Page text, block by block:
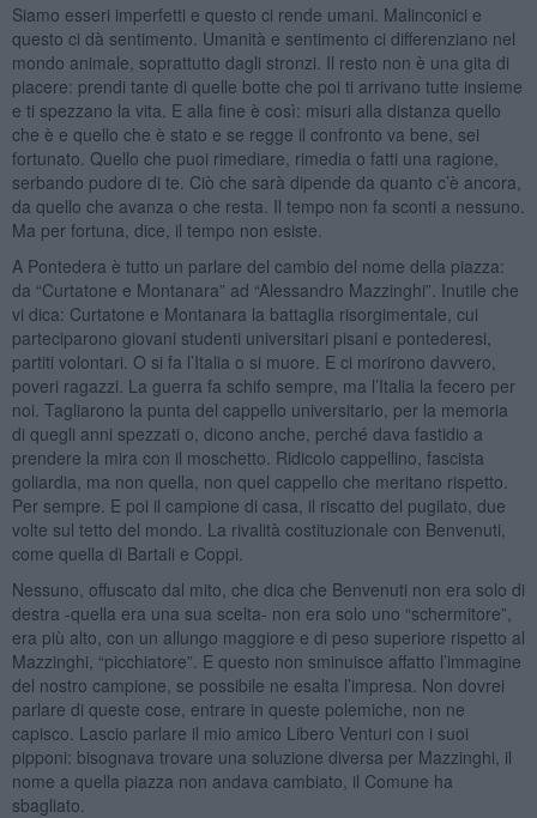
Siamo esseri imperfetti e questo ci rende umani. Malinconici e
questo ci dà sentimento. Umanità e sentimento ci differenziano nel
mondo animale, soprattutto dagli stronzi. Il resto non è una gita di
piacere: prendi tante di quelle botte che poi ti arrivano tutte insieme
e ti spezzano la vita. E alla fine è così: misuri alla distanza quello
che è e quello che è stato e se regge il confronto va bene, sei
fortunato. Quello che puoi rimediare, rimedia o fatti una ragione,
serbando pudore di te. Ciò che sarà dipende da quanto c’è ancora,
da quello che avanza o che resta. Il tempo non fa sconti a nessuno.
Ma per fortuna, dice, il tempo non esiste.
A Pontedera è tutto un parlare del cambio del nome della piazza:
da “Curtatone e Montanara” ad “Alessandro Mazzinghi”. Inutile che
vi dica: Curtatone e Montanara la battaglia risorgimentale, cui
parteciparono giovani studenti universitari pisani e pontederesi,
partiti volontari. O si fa l’Italia o si muore. E ci morirono davvero,
poveri ragazzi. La guerra fa schifo sempre, ma l’Italia la fecero per
noi. Tagliarono la punta del cappello universitario, per la memoria
di quegli anni spezzati o, dicono anche, perché dava fastidio a
prendere la mira con il moschetto. Ridicolo cappellino, fascista
goliardia, ma non quella, non quel cappello che meritano rispetto.
Per sempre. E poi il campione di casa, il riscatto del pugilato, due
volte sul tetto del mondo. La rivalità costituzionale con Benvenuti,
come quella di Bartali e Coppi.
Nessuno, offuscato dal mito, che dica che Benvenuti non era solo di
destra -quella era una sua scelta- non era solo uno “schermitore”,
era più alto, con un allungo maggiore e di peso superiore rispetto al
Mazzinghi, “picchiatore”. E questo non sminuisce affatto l’immagine
del nostro campione, se possibile ne esalta l’impresa. Non dovrei
parlare di queste cose, entrare in queste polemiche, non ne
capisco. Lascio parlare il mio amico Libero Venturi con i suoi
pipponi: bisognava trovare una soluzione diversa per Mazzinghi, il
nome a quella piazza non andava cambiato, il Comune ha
sbagliato.